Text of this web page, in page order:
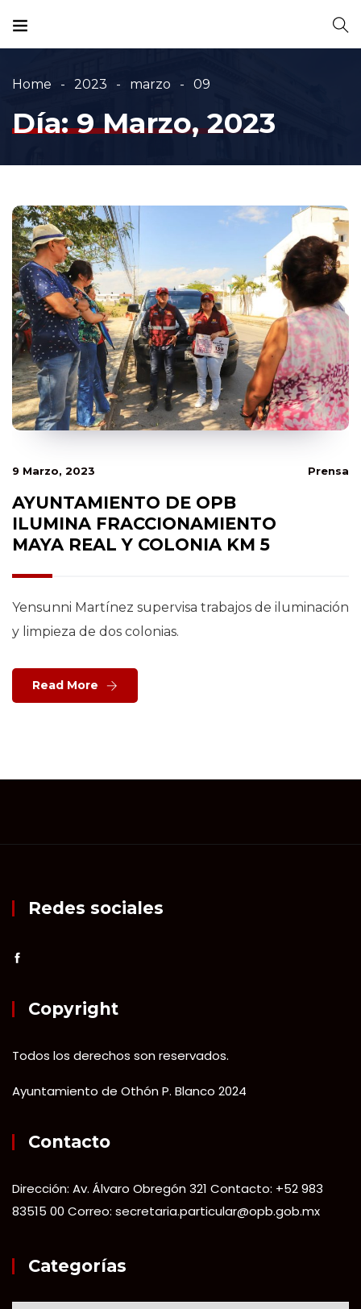
Home 2023 marzo 09
Día:9 Marzo, 2023
9 Marzo, 2023 Prensa
AYUNTAMIENTO DE OPB
ILUMINA FRACCIONAMIENTO
MAYA REAL Y COLONIA KM 5
Yensunni Martínez supervisa trabajos de iluminación
y limpieza de dos colonias.
Read More
Redes sociales
Copyright
Todos los derechos son reservados.
Ayuntamiento de Othón P. Blanco 2024
Contacto
Dirección: Av. Álvaro Obregón 321 Contacto: +52 983
83515 00 Correo: secretaria.particular@opb.gob.mx
Categorías